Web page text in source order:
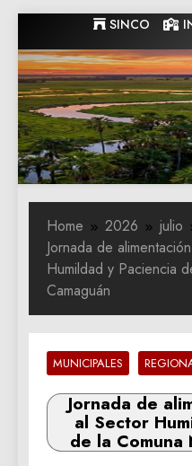
to
content
SINCO
Home 2026 julio
Jornada de
Humildad y Paciencia
Camaguán
MUNICIPALES
Jornada de
al Sector
de la Comuna